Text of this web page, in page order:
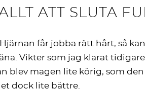
ATT SLUTA
får jobba rätt hårt, så
Vikter som jag klarat
blev magen lite körig, som
dock lite bättre.